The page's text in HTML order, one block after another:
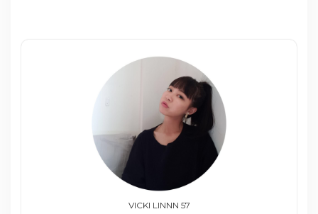
VICKI LINNN 57